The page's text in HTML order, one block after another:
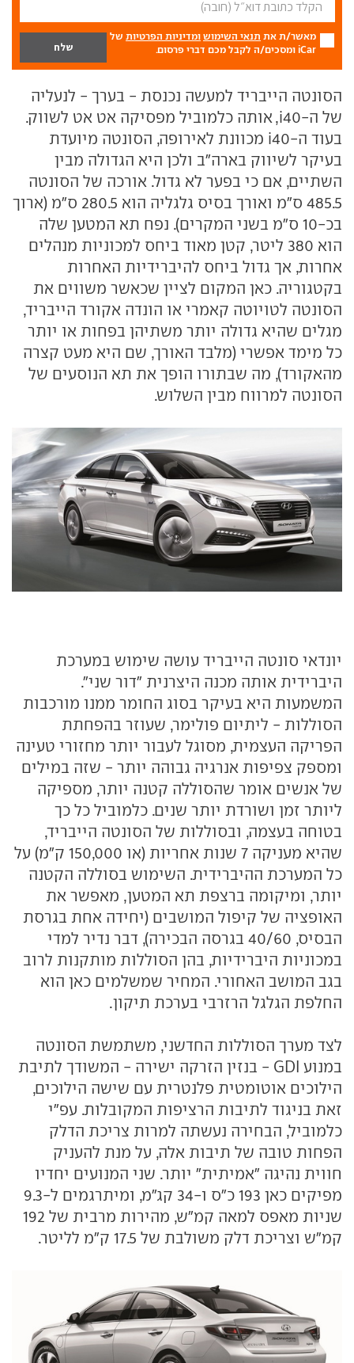
מאשר/ת את תנאי השימוש ומדיניות הפרטיות של
iCar ומסכים/ה לקבל מכם דברי פרסום.
הסונטה הייבריד למעשה נכנסת - בערך - לנעליה
של ה-i40, אותה כלמוביל מפסיקה אט אט לשווק.
בעוד ה-i40 מכוונת לאירופה, הסונטה מיועדת
בעיקר לשיווק בארה"ב ולכן היא הגדולה מבין
השתיים, אם כי בפער לא גדול. אורכה של הסונטה
485.5 ס"מ ואורך בסיס גלגליה הוא 280.5 ס"מ (ארוך
בכ-10 ס"מ בשני המקרים). נפח תא המטען שלה
הוא 380 ליטר, קטן מאוד ביחס למכוניות מנהלים
אחרות, אך גדול ביחס להיברידיות האחרות
בקטגוריה. כאן המקום לציין שכאשר משווים את
הסונטה לטויוטה קאמרי או הונדה אקורד הייבריד,
מגלים שהיא גדולה יותר משתיהן בפחות או יותר
כל מימד אפשרי (מלבד האורך, שם היא מעט קצרה
מהאקורד), מה שבתורו הופך את תא הנוסעים של
הסונטה למרווח מבין השלוש.
יונדאי סונטה הייבריד עושה שימוש במערכת
היברידית אותה מכנה היצרנית "דור שני".
המשמעות היא בעיקר בסוג החומר ממנו מורכבות
הסוללות - ליתיום פולימר, שעוזר בהפחתת
הפריקה העצמית, מסוגל לעבור יותר מחזורי טעינה
ומספק צפיפות אנרגיה גבוהה יותר - שזה במילים
של אנשים אומר שהסוללה קטנה יותר, מספיקה
ליותר זמן ושורדת יותר שנים. כלמוביל כל כך
בטוחה בעצמה, ובסוללות של הסונטה הייבריד,
שהיא מעניקה 7 שנות אחריות (או 150,000 ק"מ) על
כל המערכת ההיברידית. השימוש בסוללה הקטנה
יותר, ומיקומה ברצפת תא המטען, מאפשר את
האופציה של קיפול המושבים (יחידה אחת בגרסת
הבסיס, 40/60 בגרסה הבכירה), דבר נדיר למדי
במכוניות היברידיות, בהן הסוללות מותקנות לרוב
בגב המושב האחורי. המחיר שמשלמים כאן הוא
החלפת הגלגל הרזרבי בערכת תיקון.
לצד מערך הסוללות החדשני, משתמשת הסונטה
במנוע GDI - בנזין הזרקה ישירה - המשודך לתיבת
הילוכים אוטומטית פלנטרית עם שישה הילוכים,
זאת בניגוד לתיבות הרציפות המקובלות. עפ"י
כלמוביל, הבחירה נעשתה למרות צריכת הדלק
הפחות טובה של תיבות אלה, על מנת להעניק
חווית נהיגה "אמיתית" יותר. שני המנועים יחדיו
מפיקים כאן 193 כ"ס ו-34 קג"מ, ומיתרגמים ל-9.3
שניות מאפס למאה קמ"ש, מהירות מרבית של 192
קמ"ש וצריכת דלק משולבת של 17.5 ק"מ לליטר.